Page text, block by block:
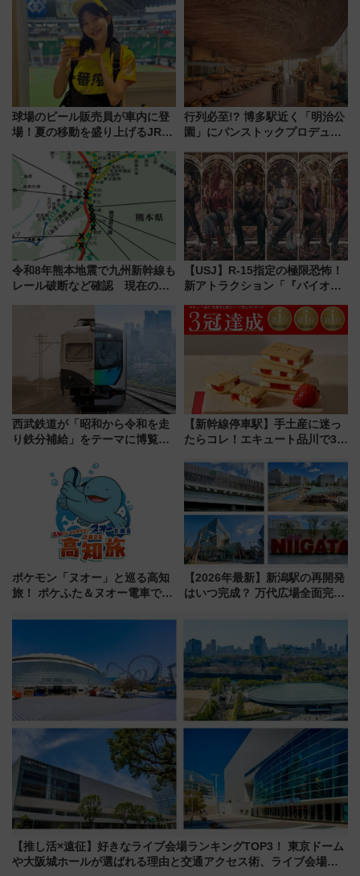
球場のビール販売員が車内に登
場！夏の移動を盛り上げるJR九
月7日限定 ソフトバンクホーク
スとコラボ
行列必至!? 博多駅近く「明治公
園」にパンストックプロデュー
オープン 秋からはビストロ営業
も！
令和8年熊本地震で九州新幹線も
レール破断など確認 現在の運
【USJ】R-15指定の極限恐怖！
新アトラクション「『バイオハ
ブ」今秋登場 ―予測不能の恐
怖に泣き叫べ―
西武鉄道が「昭和から令和を走
り鉄分補給」をテーマに博覧会
14日から 新車両「トキイロ」体
験ブースも アクセスや申込方法
【新幹線停車駅】手土産に迷っ
たらコレ！エキュート品川で3年
産スイーツとは？
ポケモン「ヌオー」と巡る高知
旅！ ポケふた＆ヌオー電車で楽
路の絶景と絶品グルメを満喫！
【2026年最新】新潟駅の再開発
はいつ完成？ 万代広場全面完成
開発、バスタ新潟構想まで徹底
解説！
【推し活×遠征】好きなライブ会場ランキングTOP3！ 東京ドーム
や大阪城ホールが選ばれる理由と交通アクセス術、ライブ会場に